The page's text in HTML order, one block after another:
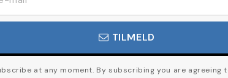
TILMELD
at any moment. By subscribing you are agreeing